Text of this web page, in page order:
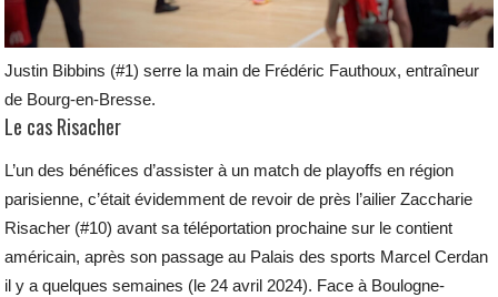
Justin Bibbins (#1) serre la main de Frédéric Fauthoux, entraîneur
de Bourg-en-Bresse.
Le cas Risacher
L’un des bénéfices d’assister à un match de playoffs en région
parisienne, c’était évidemment de revoir de près l’ailier Zaccharie
Risacher (#10) avant sa téléportation prochaine sur le contient
américain, après son passage au Palais des sports Marcel Cerdan
il y a quelques semaines (le 24 avril 2024). Face à Boulogne-